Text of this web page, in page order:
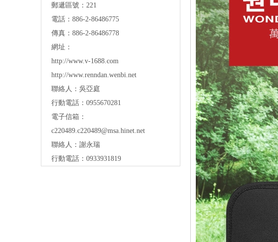
郵遞區號：221
電話：886-2-86486775
傳真：886-2-86486778
網址：
http://www.v-1688.com
http://www.renndan.wenbi.net
聯絡人：吳亞庭
行動電話：0955670281
電子信箱：
c220489.c220489@msa.hinet.net
聯絡人：謝永瑞
行動電話：0933931819